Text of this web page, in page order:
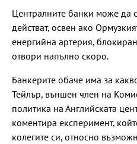
Централните банки може да
действат, освен ако
енергийна артерия,
отвори напълно скоро.
Банкерите обаче има за
Тейлър, външен член на
политика на Английската
коментира експеримент,
колегите си, относно